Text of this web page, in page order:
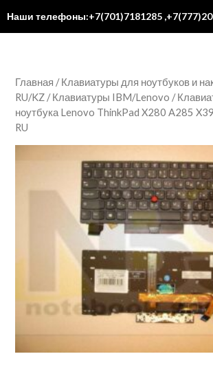
Наши телефоны:+7(701)7181285
Главная /Клавиатуры для ноутбуков и
RU/KZ /Клавиатуры IBM/Lenovo /
ноутбука Lenovo ThinkPad X280 A285
RU